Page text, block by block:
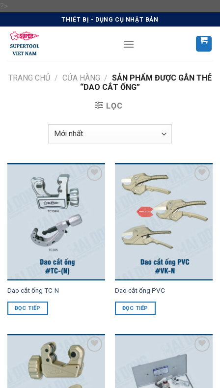
?>
content
THIẾT BỊ - DỤNG CỤ NHẬT BẢN
TRANG CHỦ / CỬA HÀNG / SẢN PHẨM ĐƯỢC GẮN THẺ
“DAO CẮT ỐNG”
LỌC
Dao cắt ống TC-N
ĐỌC TIẾP
Dao cắt ống PVC
ĐỌC TIẾP
Add to
Wishlist